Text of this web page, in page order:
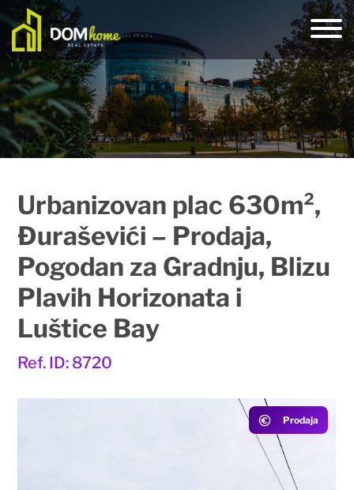
Urbanizovan plac 630m²,
Đuraševići – Prodaja,
Pogodan za Gradnju, Blizu
Plavih Horizonata i
Luštice Bay
Ref. ID: 8720
Prodaja